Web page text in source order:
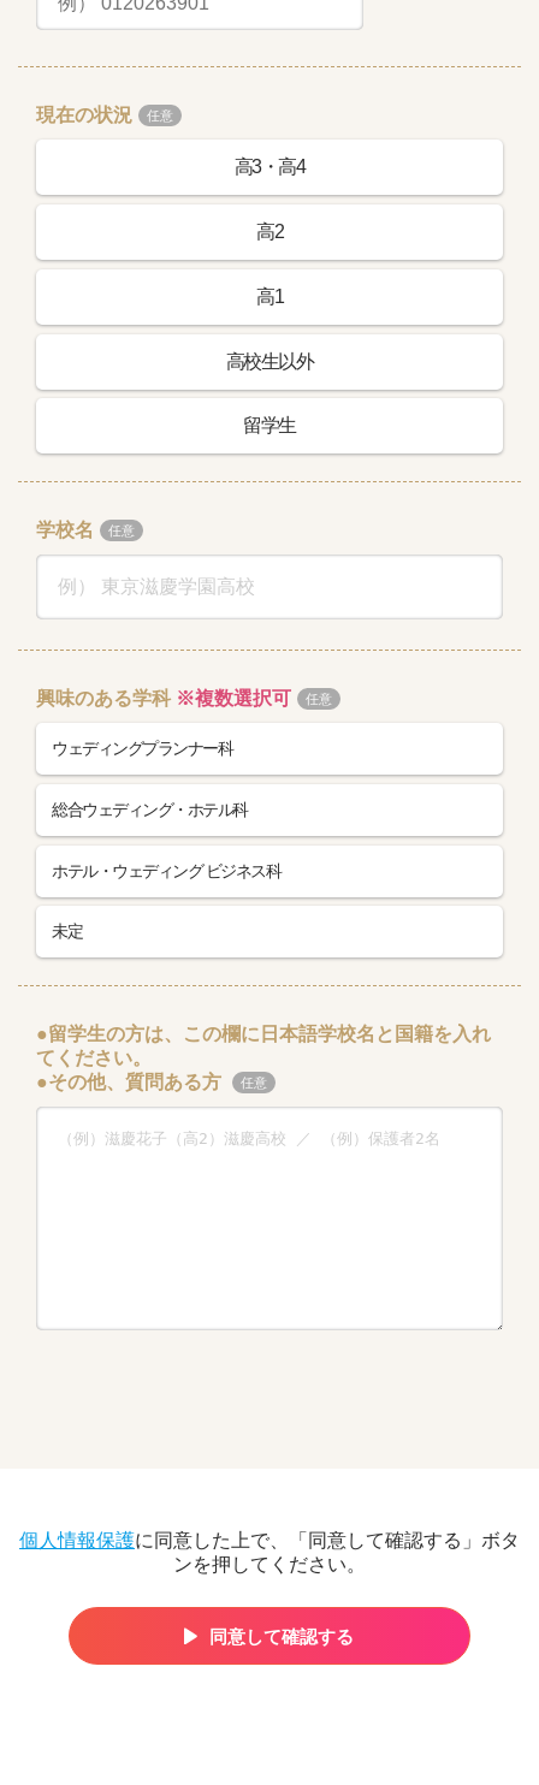
現在の状況
高3・高4
高2
高1
高校生以外
留学生
学校名
興味のある学科 ※複数選択可
ウェディングプランナー科
総合ウェディング・ホテル科
ホテル・ウェディング ビジネス科
未定
●留学生の方は、この欄に日本語学校名と国籍を入れ
てください。
●その他、質問ある方
個人情報保護に同意した上で、「同意して確認する」ボタ
ンを押してください。
同意して確認する